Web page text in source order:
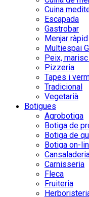
Cuina
Escapada
Gastrobar
Menjar ràpid
Multiespai
Peix,
Pizzeria
Tapes i
Tradicional
Vegetarià
Botigues
Agrobotiga
Botiga de
Botiga de
Botiga on-
Carnisseria
Fleca
Fruiteria